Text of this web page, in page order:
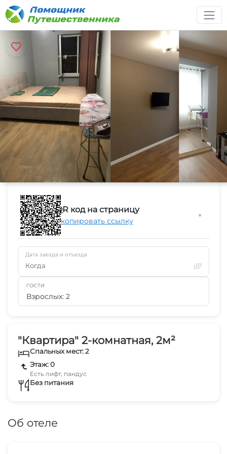
"Квартира" 2-комнатная, 2м²
Спальных мест: 2
Этаж: 0
Есть лифт, пандус
Без питания
Об отеле
QR код на страницу
Скопировать ссылку
▼
Дата заезда и отъезда
Когда
ГОСТИ
Взрослых: 2